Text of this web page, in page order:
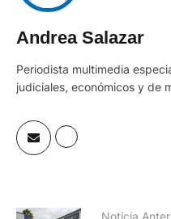
Andrea Salazar
Periodista multimedia
judiciales, económicos y de
Noticia